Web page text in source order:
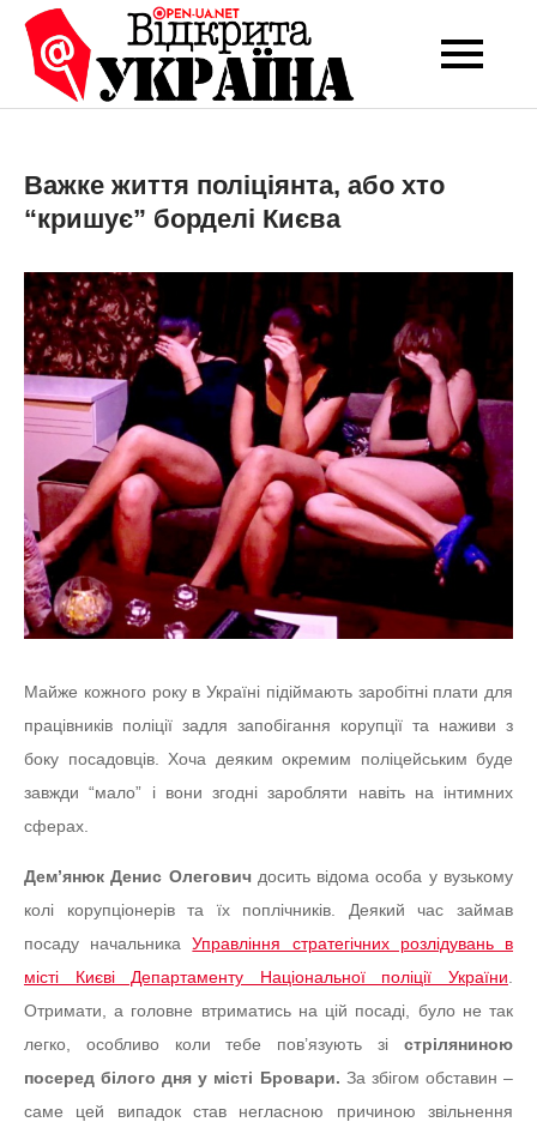
Перейти
вмісту
Open-UA
NET
Це ваше надійне
експертних думок
Важке життя поліціянта, або хто
“кришує” борделі Києва
Майже кожного року в Україні підіймають заробітні плати для
працівників поліції задля запобігання корупції та наживи з
боку посадовців. Хоча деяким окремим поліцейським буде
завжди “мало” і вони згодні заробляти навіть на інтимних
сферах.
Дем’янюк Денис Олегович досить відома особа у вузькому
колі корупціонерів та їх поплічників. Деякий час займав
посаду начальникаУправління стратегічних розлідувань в
місті Києві Департаменту Національної поліції України
Отримати, а головне втриматись на цій посаді, було не так
легко, особливо коли тебе пов’язують зі стріляниною
посеред білого дня у місті Бровари. За збігом обставин –
саме цей випадок став негласною причиною звільнення